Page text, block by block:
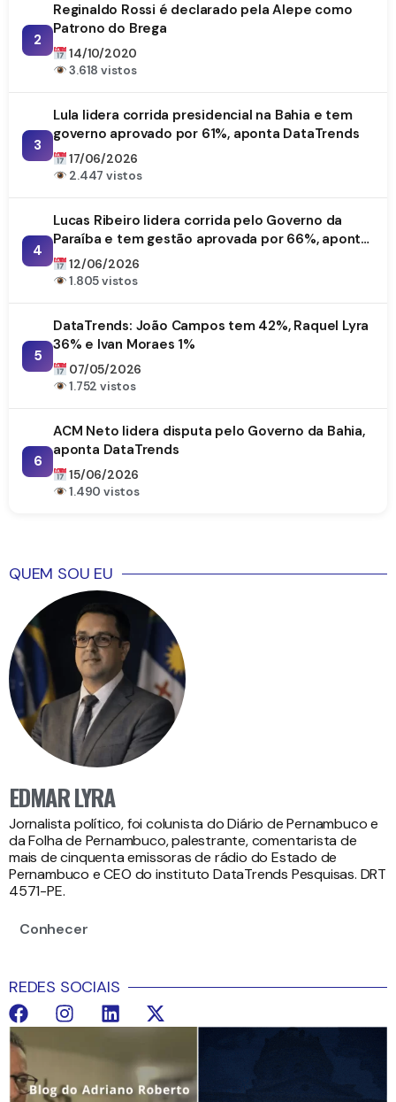
2
Reginaldo Rossi é declarado pela Alepe como
Patrono do Brega
14/10/2020
3.618 vistos
3
Lula lidera corrida presidencial na Bahia e tem
governo aprovado por 61%, aponta DataTrends
17/06/2026
2.447 vistos
4
Lucas Ribeiro lidera corrida pelo Governo da
Paraíba e tem gestão aprovada por 66%, aponta
DataTrends
12/06/2026
1.805 vistos
5
DataTrends: João Campos tem 42%, Raquel Lyra
36% e Ivan Moraes 1%
07/05/2026
1.752 vistos
6
ACM Neto lidera disputa pelo Governo da Bahia,
aponta DataTrends
15/06/2026
1.490 vistos
QUEM SOU EU
EDMAR LYRA
Jornalista político, foi colunista do Diário de Pernambuco e
da Folha de Pernambuco, palestrante, comentarista de
mais de cinquenta emissoras de rádio do Estado de
Pernambuco e CEO do instituto DataTrends Pesquisas. DRT
4571-PE.
Conhecer
REDES SOCIAIS